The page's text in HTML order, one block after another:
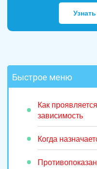
Быстрое меню
Как
зависимость
Когда